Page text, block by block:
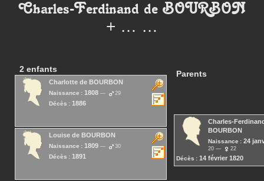
Charles-Ferdinand de BOURBON
+ … …
2 enfants
Charlotte de BOURBON
Naissance : 1808 29
Décès : 1886
Louise de BOURBON
Naissance : 1809 30
Décès : 1891
Parents
Charles-
BOURBON
Naissance : 24
20 22
Décès : 14 février 1820